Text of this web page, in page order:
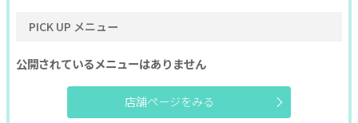
PICK UP メニュー
公開されているメニューはありません
店舗ページをみる